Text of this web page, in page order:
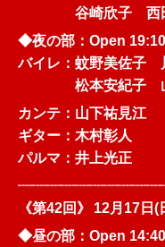
谷崎欣子 西田
◆夜の部：Open
バイレ：蚊野美佐子
松本安紀子 山
カンテ：山下祐見江
ギター：木村彰人
パルマ：井上光正
《第42回》
12月17日(
◆昼の部：Open